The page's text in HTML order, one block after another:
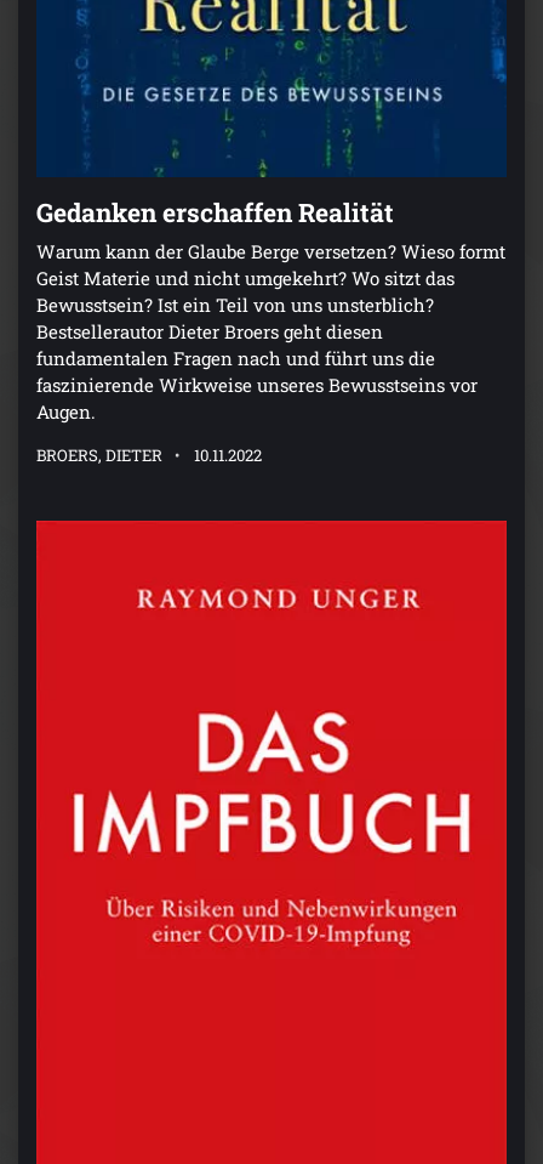
Gedanken erschaffen Realität
Warum kann der Glaube Berge versetzen? Wieso formt
Geist Materie und nicht umgekehrt? Wo sitzt das
Bewusstsein? Ist ein Teil von uns unsterblich?
Bestsellerautor Dieter Broers geht diesen
fundamentalen Fragen nach und führt uns die
faszinierende Wirkweise unseres Bewusstseins vor
Augen.
BROERS, DIETER 10.11.2022